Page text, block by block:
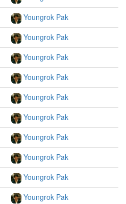
Youngrok Pak
Youngrok Pak
Youngrok Pak
Youngrok Pak
Youngrok Pak
Youngrok Pak
Youngrok Pak
Youngrok Pak
Youngrok Pak
Youngrok Pak